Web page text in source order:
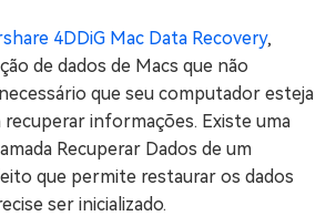
4DDiG Mac Data Recovery,
de dados de Macs que não
que seu computador esteja
informações. Existe uma
Recuperar Dados de um
que permite restaurar os dados
ser inicializado.